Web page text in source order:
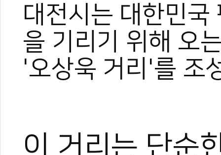
대전시는 대한민
을 기리기 위해 오
'오상욱 거리'를 조
이 거리는 단순